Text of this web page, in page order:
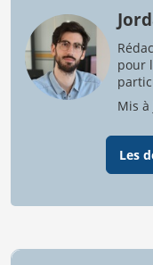
pour
Mis
Les